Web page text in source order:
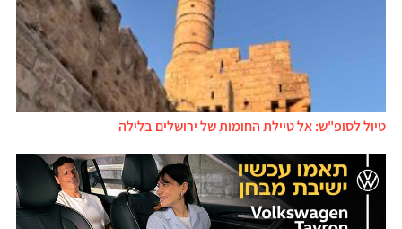
טיול לסופ"ש: אל טיילת החומות של ירושלים בלילה